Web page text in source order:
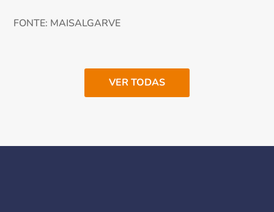
FONTE: MAISALGARVE
VER TODAS